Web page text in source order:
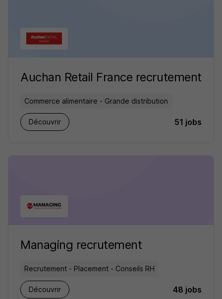
Auchan Retail France recrutement
Commerce alimentaire - Grande distribution
Découvrir 51 jobs
Managing recrutement
Recrutement - Placement - Conseils RH
Découvrir 48 jobs